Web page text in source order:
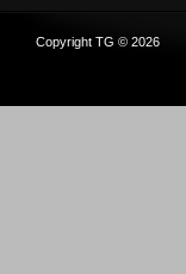
Copyright TG © 2026